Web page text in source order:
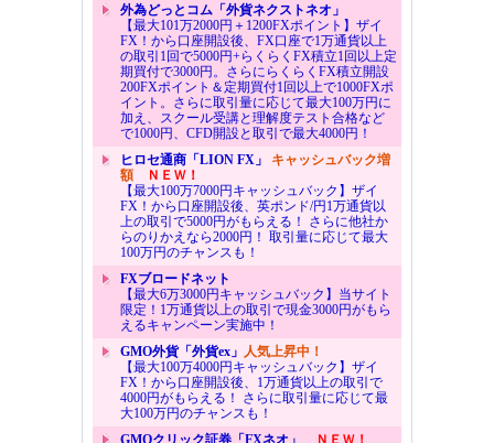
外為どっとコム「外貨ネクストネオ」
【最大101万2000円＋1200FXポイント】ザイ
FX！から口座開設後、FX口座で1万通貨以上
の取引1回で5000円+らくらくFX積立1回以上定
期買付で3000円。さらにらくらくFX積立開設
200FXポイント＆定期買付1回以上で1000FXポ
イント。さらに取引量に応じて最大100万円に
加え、スクール受講と理解度テスト合格など
で1000円、CFD開設と取引で最大4000円！
ヒロセ通商「LION FX」 キャッシュバック増
額ＮＥＷ！
【最大100万7000円キャッシュバック】ザイ
FX！から口座開設後、英ポンド/円1万通貨以
上の取引で5000円がもらえる！ さらに他社か
らのりかえなら2000円！ 取引量に応じて最大
100万円のチャンスも！
FXブロードネット
【最大6万3000円キャッシュバック】当サイト
限定！1万通貨以上の取引で現金3000円がもら
えるキャンペーン実施中！
GMO外貨「外貨ex」 人気上昇中！
【最大100万4000円キャッシュバック】ザイ
FX！から口座開設後、1万通貨以上の取引で
4000円がもらえる！ さらに取引量に応じて最
大100万円のチャンスも！
GMOクリック証券「FXネオ」
ＮＥＷ！